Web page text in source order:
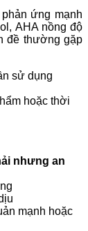
ứng mạnh
AHA nồng độ
đề thường gặp
sử dụng
hoặc thời
nhưng an
mạnh hoặc